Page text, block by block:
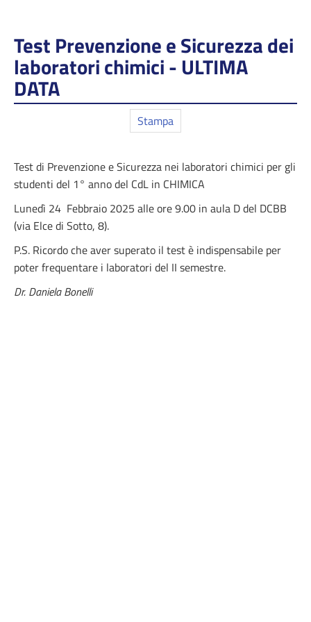
Test Prevenzione e Sicurezza dei
laboratori chimici - ULTIMA
DATA
Stampa
Test di Prevenzione e Sicurezza nei laboratori chimici per gli
studenti del 1° anno del CdL in CHIMICA
Lunedì 24 Febbraio 2025 alle ore 9.00 in aula D del DCBB
(via Elce di Sotto, 8).
P.S. Ricordo che aver superato il test è indispensabile per
poter frequentare i laboratori del II semestre.
Dr. Daniela Bonelli